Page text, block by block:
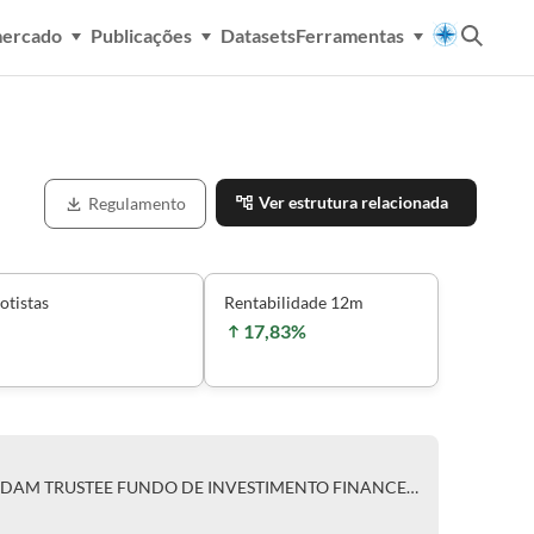
Publicações DatasetsFerramentas
Regulamento Ver estrutura relacionada
Rentabilidade 12m
17,83%
CLASSE ÚNICA DE COTAS DO ADAM TRUSTEE FUNDO DE INVESTIMENTO FINANCEIRO EM AÇÕES - RESPONSABILIDADE LIMITADA